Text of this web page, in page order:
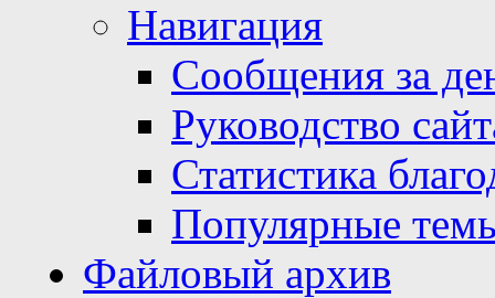
Навигация
Сообщения за
Руководство
Статистика
Популярные
Файловый архив